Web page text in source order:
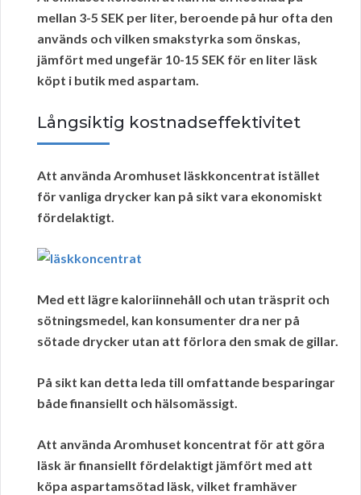
mellan 3-5 SEK per liter, beroende på hur ofta den
används och vilken smakstyrka som önskas,
jämfört med ungefär 10-15 SEK för en liter läsk
köpt i butik med aspartam.
Långsiktig kostnadseffektivitet
Att använda Aromhuset läskkoncentrat istället
för vanliga drycker kan på sikt vara ekonomiskt
fördelaktigt.
Med ett lägre kaloriinnehåll och utan träsprit och
sötningsmedel, kan konsumenter dra ner på
sötade drycker utan att förlora den smak de gillar.
På sikt kan detta leda till omfattande besparingar
både finansiellt och hälsomässigt.
Att använda Aromhuset koncentrat för att göra
läsk är finansiellt fördelaktigt jämfört med att
köpa aspartamsötad läsk, vilket framhäver